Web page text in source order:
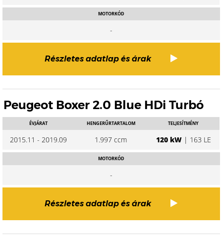
MOTORKÓD
-
Részletes adatlap és árak
Peugeot Boxer 2.0 Blue HDi Turbó
ÉVJÁRAT
2015.11 - 2019.09
HENGERŰRTARTALOM
1.997 ccm
TELJESÍTMÉNY
120 kW| 163 LE
MOTORKÓD
-
Részletes adatlap és árak